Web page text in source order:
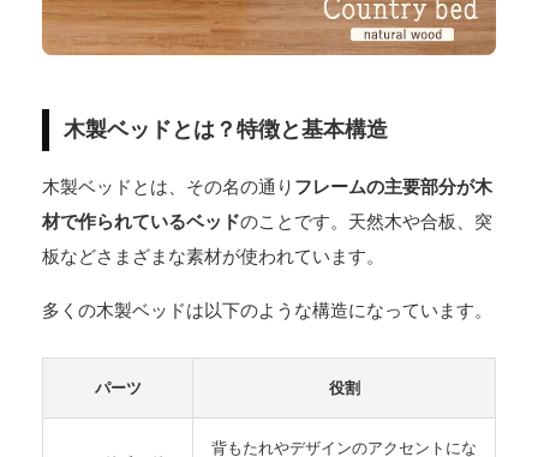
木製ベッドとは？特徴と基本構造
木製ベッドとは、その名の通り フレームの主要部分が木
材で作られているベッドのことです。天然木や合板、突
板などさまざまな素材が使われています。
多くの木製ベッドは以下のような構造になっています。
パーツ 役割
背もたれやデザインのアクセントにな